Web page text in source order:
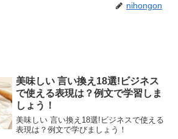
nihongon
美味しい 言い換え18選!ビジネス
で使える表現は？例文で学習しま
しょう！
美味しい 言い換え18選!ビジネスで使える
表現は？例文で学びましょう！